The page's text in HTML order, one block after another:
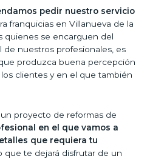
pedir nuestro servicio
franquicias en Villanueva de la
quienes se encarguen del
de nuestros profesionales, es
produzca buena percepción
clientes y en el que también
proyecto de reformas de
en el que vamos a
que requiera tu
que te dejará disfrutar de un